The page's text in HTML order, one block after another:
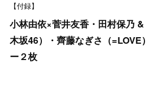
【付録】
小林由依×菅井友香・田村保乃
木坂46）・齊藤なぎさ（=LOVE
ー２枚